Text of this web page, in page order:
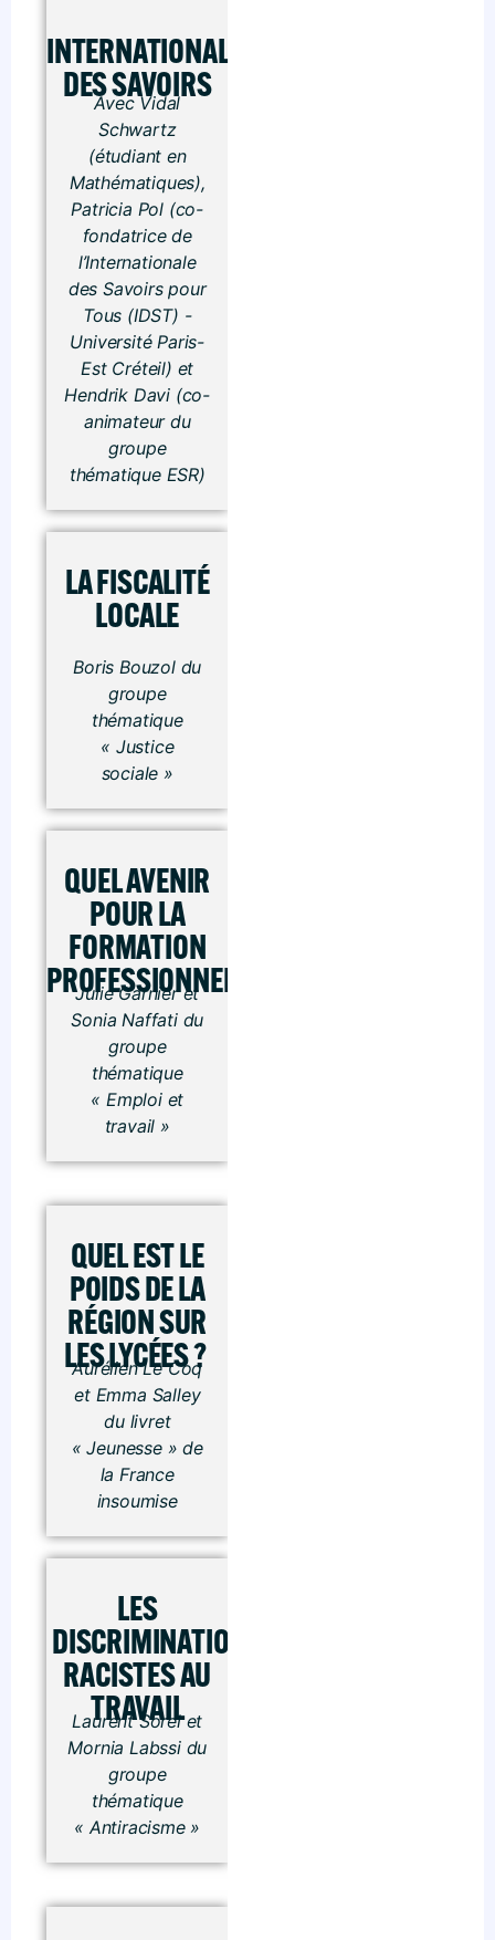
INTERNATIONALE
DES SAVOIRS
Avec Vidal
Schwartz
(étudiant en
Mathématiques),
Patricia Pol (co-
fondatrice de
l’Internationale
des Savoirs pour
Tous (IDST) -
Université Paris-
Est Créteil) et
Hendrik Davi (co-
animateur du
groupe
thématique ESR)
LA FISCALITÉ
LOCALE
Boris Bouzol du
groupe
thématique
« Justice
sociale »
QUEL AVENIR
POUR LA
FORMATION
PROFESSIONNELLE ?
Julie Garnier et
Sonia Naffati du
groupe
thématique
« Emploi et
travail »
QUEL EST LE
POIDS DE LA
RÉGION SUR
LES LYCÉES ?
Aurélien Le Coq
et Emma Salley
du livret
« Jeunesse » de
la France
insoumise
LES
DISCRIMINATIONS
RACISTES AU
TRAVAIL
Laurent Sorel et
Mornia Labssi du
groupe
thématique
« Antiracisme »